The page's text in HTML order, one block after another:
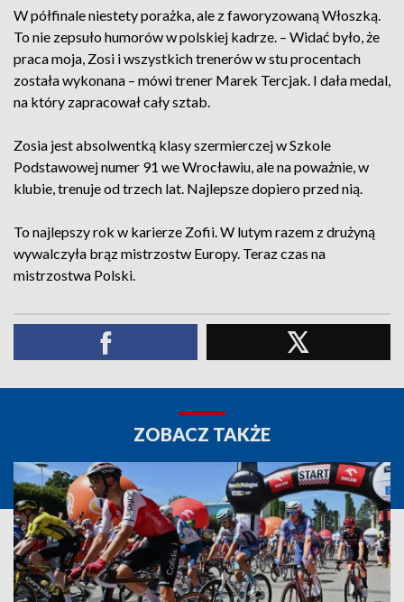
W półfinale niestety porażka, ale z faworyzowaną Włoszką.
To nie zepsuło humorów w polskiej kadrze. – Widać było, że
praca moja, Zosi i wszystkich trenerów w stu procentach
została wykonana – mówi trener Marek Tercjak. I dała medal,
na który zapracował cały sztab.
Zosia jest absolwentką klasy szermierczej w Szkole
Podstawowej numer 91 we Wrocławiu, ale na poważnie, w
klubie, trenuje od trzech lat. Najlepsze dopiero przed nią.
To najlepszy rok w karierze Zofii. W lutym razem z drużyną
wywalczyła brąz mistrzostw Europy. Teraz czas na
mistrzostwa Polski.
ZOBACZ TAKŻE